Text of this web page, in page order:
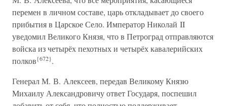
перемен в личном составе, царь откладывает до своего
прибытия в Царское Село. Император Николай II
уведомил Великого Князя, что в Петроград отправляются
войска из четырёх пехотных и четырёх кавалерийских
полков{672}.
Генерал М. В. Алексеев, передав Великому Князю
Михаилу Александровичу ответ Государя, поспешил